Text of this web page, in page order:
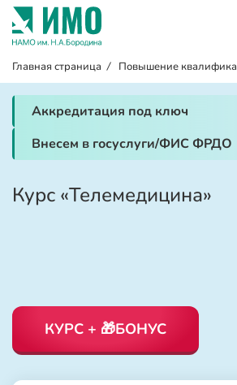
Главная страница / Повышение
Аккредитация под ключ
Внесем в госуслуги/ФИС ФРДО
Курс «Телемедицина»
КУРС + 🎁БОНУС